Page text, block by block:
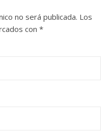
no será publicada. Los
con *